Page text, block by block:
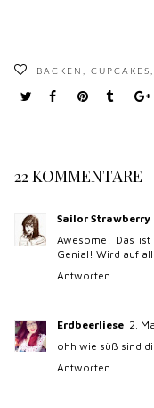
BACKEN CUPCAKES
22 KOMMENTARE
Sailor Strawberry
Awesome! Das
Genial! Wird auf
Antworten
Erdbeerliese 2.
ohh wie süß sind
Antworten